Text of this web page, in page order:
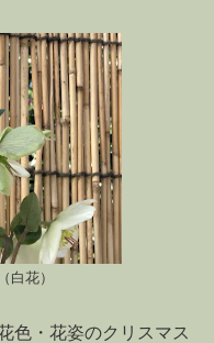
白花）
色・花姿のクリスマス